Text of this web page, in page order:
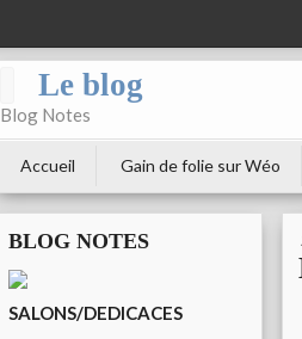
Le blog
Blog Notes
Accueil Gain de folie sur Wéo
BLOG NOTES
SALONS/DEDICACES